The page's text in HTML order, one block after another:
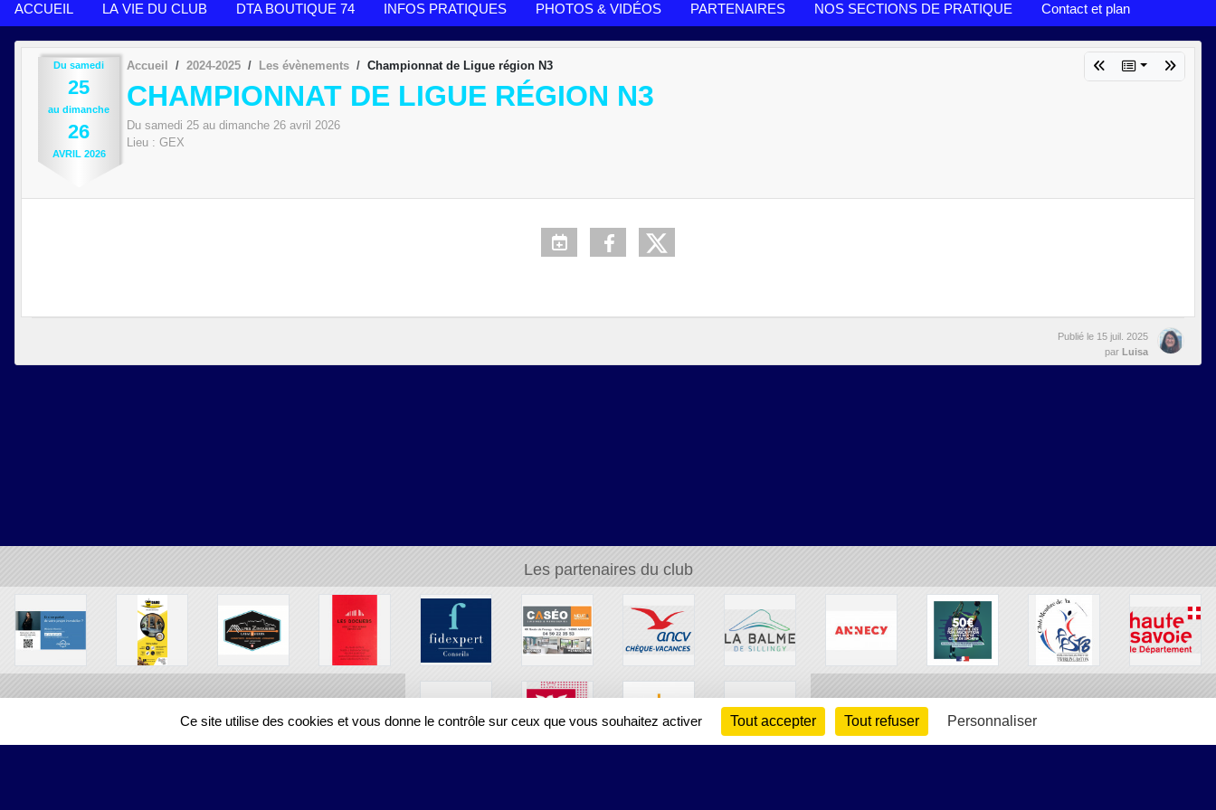
ACCUEIL LA VIE DU CLUB DTA BOUTIQUE 74 INFOS PRATIQUES PHOTOS & VIDÉOS PARTENAIRES NOS SECTIONS DE PRATIQUE Contact et plan
Du samedi
25
au dimanche
26
AVRIL 2026
Accueil 2024-2025 Les évènements Championnat de Ligue région N3
CHAMPIONNAT DE LIGUE RÉGION N3
Du samedi 25 au dimanche 26 avril 2026
Lieu : GEX
Publié le 15 juil. 2025
par Luisa
Les partenaires du club
Ce site utilise des cookies et vous donne le contrôle sur ceux que vous souhaitez activer Tout accepter Tout refuser Personnaliser